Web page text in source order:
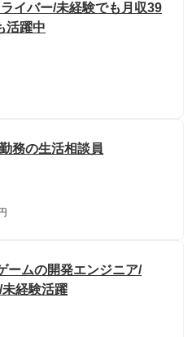
イバー/未経験でも月収39
活躍中
務の生活相談員
ームの開発エンジニア/
経験活躍